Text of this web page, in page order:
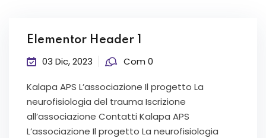
Elementor Header 1
03 Dic, 2023 Com 0
Kalapa APS L’associazione Il progetto La
neurofisiologia del trauma Iscrizione
all’associazione Contatti Kalapa APS
L’associazione Il progetto La neurofisiologia